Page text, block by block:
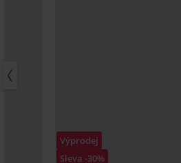
Výprodej
Sleva -30%